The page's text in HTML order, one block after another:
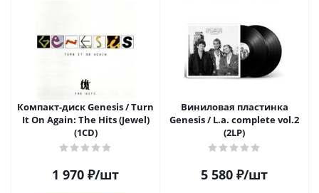
Компакт-диск Genesis / Turn
It On Again: The Hits (Jewel)
(1CD)
1 970 ₽/шт
Виниловая пластинка
Genesis / L.a. complete vol.2
(2LP)
5 580 ₽/шт